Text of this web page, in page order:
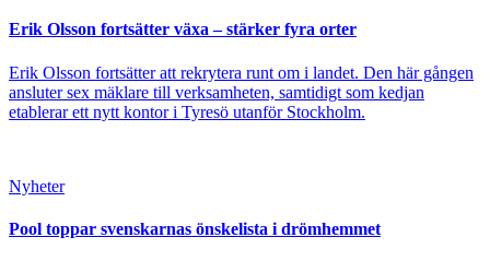
Erik Olsson fortsätter växa – stärker fyra orter
Erik Olsson fortsätter att rekrytera runt om i landet. Den här gången
ansluter sex mäklare till verksamheten, samtidigt som kedjan
etablerar ett nytt kontor i Tyresö utanför Stockholm.
Nyheter
Pool toppar svenskarnas önskelista i drömhemmet